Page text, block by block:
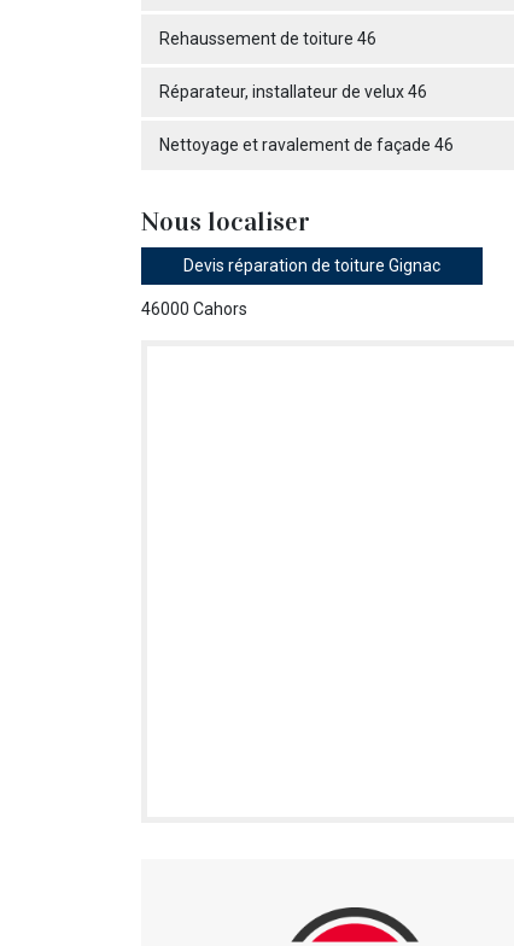
Rehaussement de toiture 46
Réparateur, installateur de velux 46
Nettoyage et ravalement de façade 46
Nous localiser
Devis réparation de toiture Gignac
46000 Cahors